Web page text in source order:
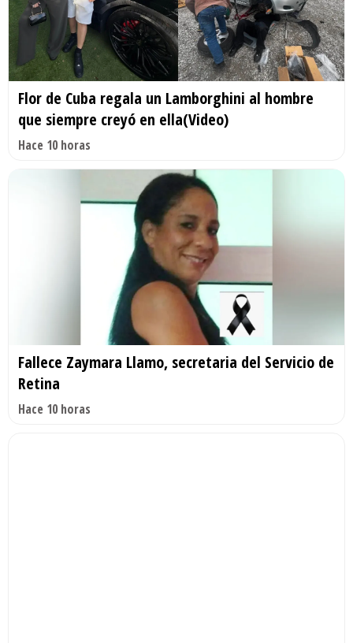
Flor de Cuba regala un Lamborghini al hombre
que siempre creyó en ella(Video)
Hace 10 horas
Fallece Zaymara Llamo, secretaria del Servicio de
Retina
Hace 10 horas